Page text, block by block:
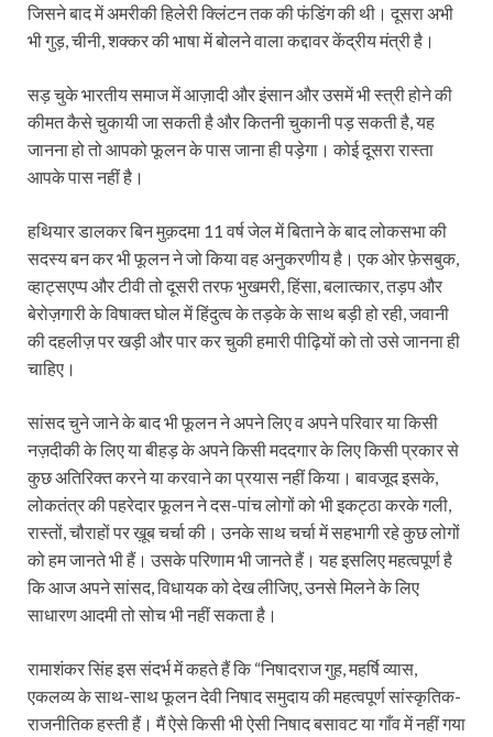
जिसने बाद में अमरीकी हिलेरी क्लिंटन तक की फंडिंग की थी। दूसरा अभी
भी गुड़, चीनी, शक्कर की भाषा में बोलने वाला कद्दावर केंद्रीय मंत्री है।
सड़ चुके भारतीय समाज में आज़ादी और इंसान और उसमें भी स्त्री होने की
कीमत कैसे चुकायी जा सकती है और कितनी चुकानी पड़ सकती है, यह
जानना हो तो आपको फूलन के पास जाना ही पड़ेगा। कोई दूसरा रास्ता
आपके पास नहीं है।
हथियार डालकर बिन मुक़दमा 11 वर्ष जेल में बिताने के बाद लोकसभा की
सदस्य बन कर भी फूलन ने जो किया वह अनुकरणीय है। एक ओर फ़ेसबुक,
व्हाट्सएप्प और टीवी तो दूसरी तरफ भुखमरी, हिंसा, बलात्कार, तड़प और
बेरोज़गारी के विषाक्त घोल में हिंदुत्व के तड़के के साथ बड़ी हो रही, जवानी
की दहलीज़ पर खड़ी और पार कर चुकी हमारी पीढ़ियों को तो उसे जानना ही
चाहिए।
सांसद चुने जाने के बाद भी फूलन ने अपने लिए व अपने परिवार या किसी
नज़दीकी के लिए या बीहड़ के अपने किसी मददगार के लिए किसी प्रकार से
कुछ अतिरिक्त करने या करवाने का प्रयास नहीं किया। बावजूद इसके,
लोकतंत्र की पहरेदार फूलन ने दस-पांच लोगों को भी इकट्ठा करके गली,
रास्तों, चौराहों पर ख़ूब चर्चा की। उनके साथ चर्चा में सहभागी रहे कुछ लोगों
को हम जानते भी हैं। उसके परिणाम भी जानते हैं। यह इसलिए महत्वपूर्ण है
कि आज अपने सांसद, विधायक को देख लीजिए, उनसे मिलने के लिए
साधारण आदमी तो सोच भी नहीं सकता है।
रामाशंकर सिंह इस संदर्भ में कहते हैं कि “निषादराज गुह, महर्षि व्यास,
एकलव्य के साथ-साथ फूलन देवी निषाद समुदाय की महत्वपूर्ण सांस्कृतिक-
राजनीतिक हस्ती हैं। मैं ऐसे किसी भी ऐसी निषाद बसावट या गाँव में नहीं गया